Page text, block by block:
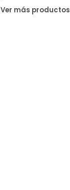
Ver más productos